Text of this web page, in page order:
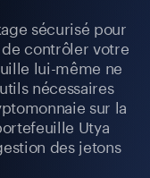
sécurisé pour
contrôler votre
lui-même ne
nécessaires
sur la
Utya
des jetons